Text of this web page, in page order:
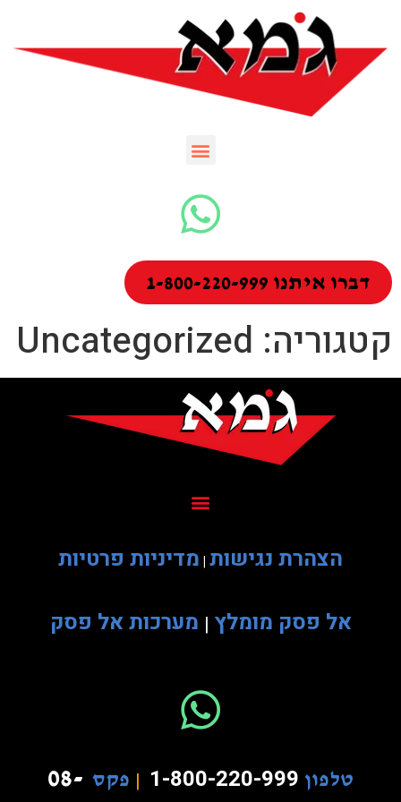
דברו איתנו 1-800-220-999
קטגוריה: Uncategorized
הצהרת נגישות מדיניות פרטיות
אל פסק מומלץ | מערכות אל פסק
טלפון 1-800-220-999
| פקס 08-